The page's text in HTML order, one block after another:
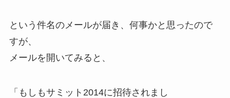
という件名のメールが届き、何事かと思ったので
すが、
メールを開いてみると、
「もしもサミット2014に招待されまし